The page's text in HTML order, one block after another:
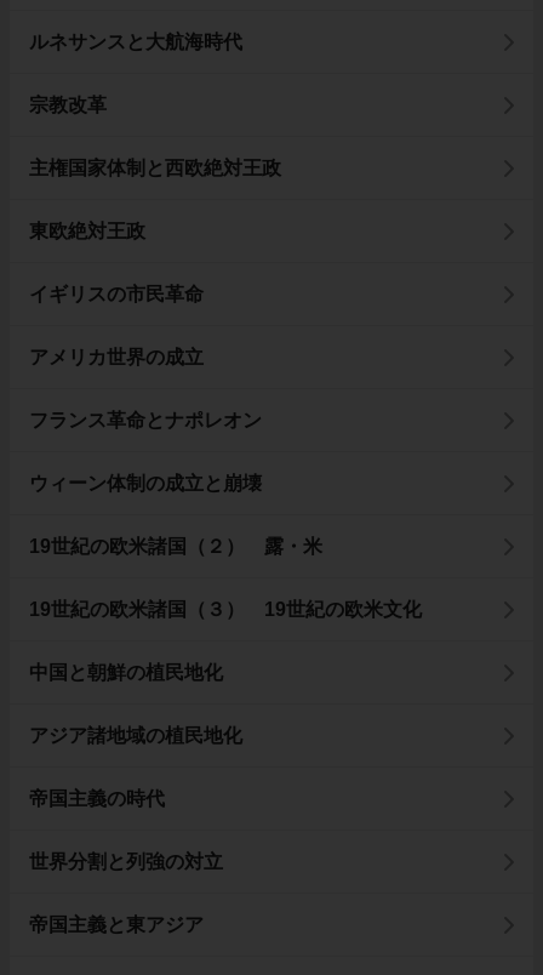
ルネサンスと大航海時代
宗教改革
主権国家体制と西欧絶対王政
東欧絶対王政
イギリスの市民革命
アメリカ世界の成立
フランス革命とナポレオン
ウィーン体制の成立と崩壊
19世紀の欧米諸国（２） 露・米
19世紀の欧米諸国（３） 19世紀の欧米文化
中国と朝鮮の植民地化
アジア諸地域の植民地化
帝国主義の時代
世界分割と列強の対立
帝国主義と東アジア